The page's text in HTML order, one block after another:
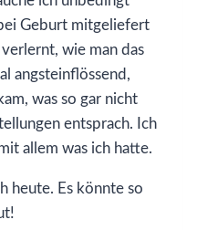
Geburt mitgeliefert
wie man das
angsteinflössend,
was so gar nicht
entsprach. Ich
allem was ich hatte.
heute. Es könnte so